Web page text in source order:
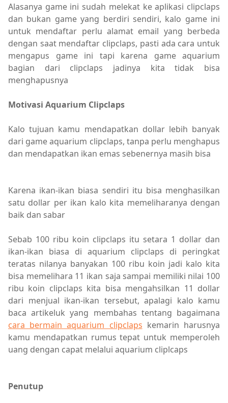
Alasanya game ini sudah melekat ke aplikasi clipclaps
dan bukan game yang berdiri sendiri, kalo game ini
untuk mendaftar perlu alamat email yang berbeda
dengan saat mendaftar clipclaps, pasti ada cara untuk
mengapus game ini tapi karena game aquarium
bagian dari clipclaps jadinya kita tidak bisa
menghapusnya
Motivasi Aquarium Clipclaps
Kalo tujuan kamu mendapatkan dollar lebih banyak
dari game aquarium clipclaps, tanpa perlu menghapus
dan mendapatkan ikan emas sebenernya masih bisa
Karena ikan-ikan biasa sendiri itu bisa menghasilkan
satu dollar per ikan kalo kita memeliharanya dengan
baik dan sabar
Sebab 100 ribu koin clipclaps itu setara 1 dollar dan
ikan-ikan biasa di aquarium clipclaps di peringkat
teratas nilanya banyakan 100 ribu koin jadi kalo kita
bisa memelihara 11 ikan saja sampai memiliki nilai 100
ribu koin clipclaps kita bisa mengahsilkan 11 dollar
dari menjual ikan-ikan tersebut, apalagi kalo kamu
baca artikeluk yang membahas tentang bagaimana
cara bermain aquarium clipclaps kemarin harusnya
kamu mendapatkan rumus tepat untuk memperoleh
uang dengan capat melalui aquarium cliplcaps
Penutup